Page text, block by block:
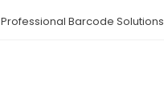
Professional Barcode Solutions